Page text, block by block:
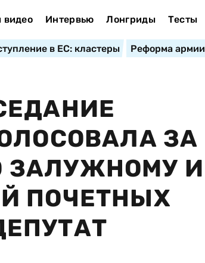
видео Интервью Лонгриды Тесты
в ЕС: кластеры Реформа армии
ЗА
ЗАЛУЖНОМУ И
ПОЧЕТНЫХ